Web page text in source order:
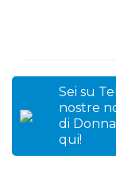
Sei su
nostre
di
qui!